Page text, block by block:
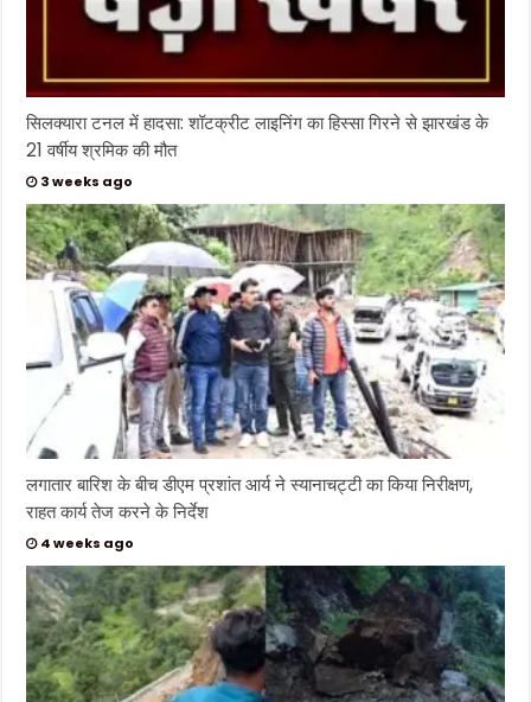
सिलक्यारा टनल में हादसा: शॉटक्रीट लाइनिंग का हिस्सा गिरने से झारखंड के
21 वर्षीय श्रमिक की मौत
3 weeks ago
लगातार बारिश के बीच डीएम प्रशांत आर्य ने स्यानाचट्टी का किया निरीक्षण,
राहत कार्य तेज करने के निर्देश
4 weeks ago